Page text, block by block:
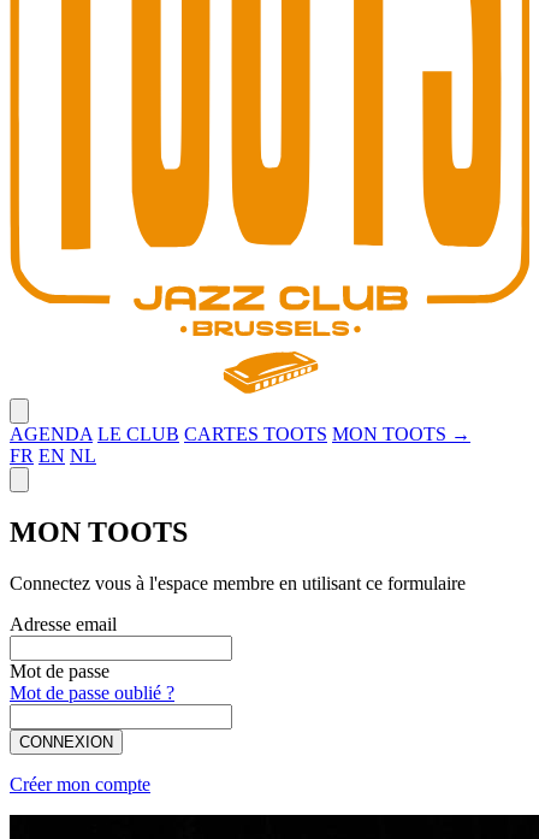
AGENDA LE CLUB CARTES TOOTS MON TOOTS →
FR EN NL
MON TOOTS
Connectez vous à l'espace membre en utilisant ce formulaire
Adresse email
Mot de passe
Mot de passe oublié ?
CONNEXION
Créer mon compte